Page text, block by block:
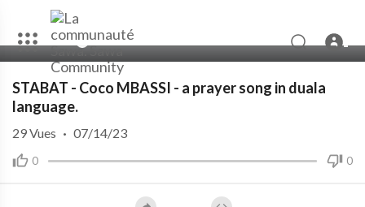
00:00 04:06
STABAT - Coco MBASSI - a prayer song in duala
language.
0 0
29Vues · 07/14/23